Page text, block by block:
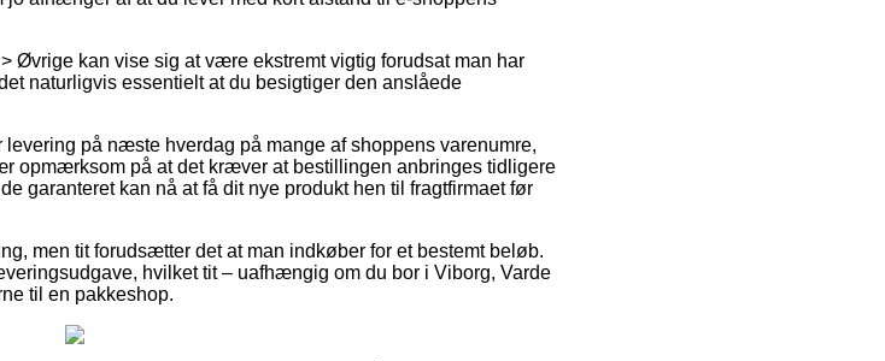
Øvrige kan vise sig at være ekstremt vigtig forudsat man har
naturligvis essentielt at du besigtiger den anslåede
på næste hverdag på mange af shoppens varenumre,
opmærksom på at det kræver at bestillingen anbringes tidligere
garanteret kan nå at få dit nye produkt hen til fragtfirmaet før
men tit forudsætter det at man indkøber for et bestemt beløb.
hvilket tit – uafhængig om du bor i Viborg, Varde
til en pakkeshop.